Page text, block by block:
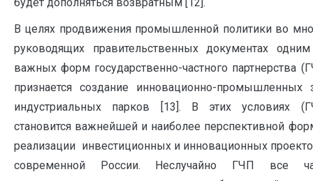
В целях продвижения промышленной политики во
руководящих правительственных документах
важных форм государственно-частного партнерства
признается создание инновационно-промышленных
индустриальных парков [13]. В этих условиях
становится важнейшей и наиболее перспективной
реализации инвестиционных и инновационных
современной России. Неслучайно ГЧП все